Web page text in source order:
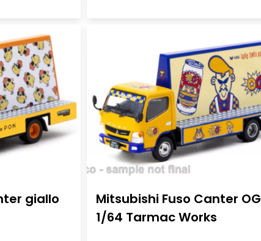
giallo
Mitsubishi Fuso Canter OG
1/64 Tarmac Works